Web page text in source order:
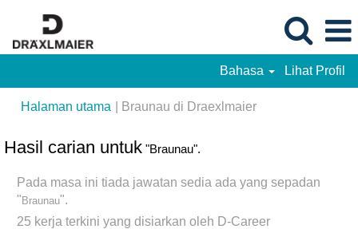
Bahasa Lihat Profil
Halaman utama Braunau di Draexlmaier(halaman
Hasil carian untuk "Braunau".
Pada masa ini tiada jawatan sedia ada yang sepadan
" Braunau".
25 kerja terkini yang disiarkan oleh D-Career